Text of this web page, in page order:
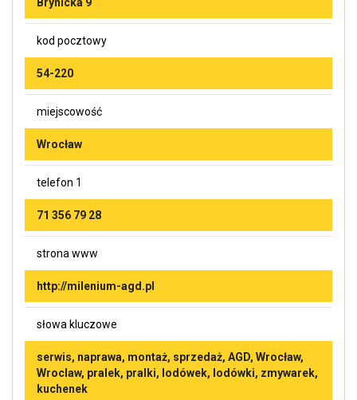
kod pocztowy
54-220
miejscowość
Wrocław
telefon 1
71 356 79 28
strona www
http://milenium-agd.pl
słowa kluczowe
serwis, naprawa, montaż, sprzedaż, AGD, Wrocław,
Wroclaw, pralek, pralki, lodówek, lodówki, zmywarek,
kuchenek